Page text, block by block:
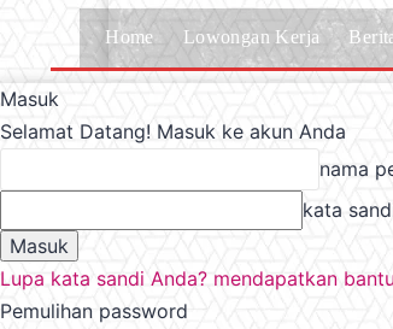
Home Lowongan Kerja
Masuk
Selamat Datang! Masuk ke akun Anda
nama
kata
Lupa kata sandi Anda? mendapatkan
Pemulihan password